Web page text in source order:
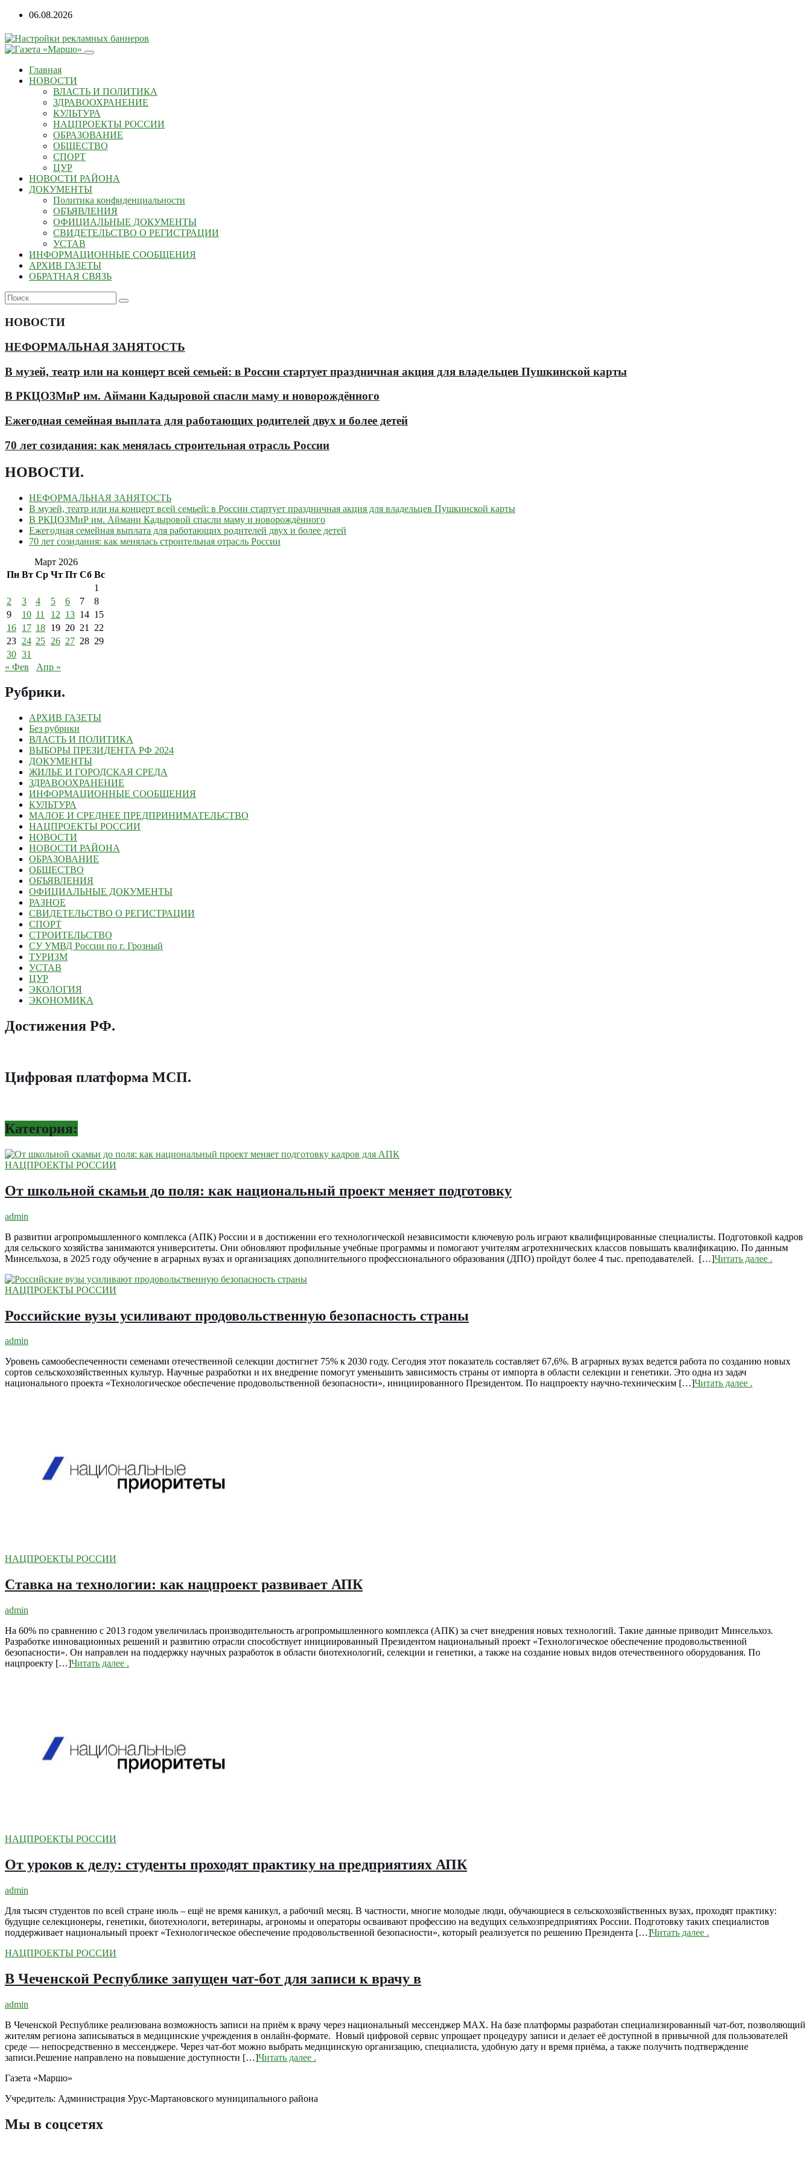
Перейти
содержанию
06.08.2026
Главная
НОВОСТИ
ВЛАСТЬ И ПОЛИТИКА
ЗДРАВООХРАНЕНИЕ
КУЛЬТУРА
НАЦПРОЕКТЫ РОССИИ
ОБРАЗОВАНИЕ
ОБЩЕСТВО
СПОРТ
ЦУР
НОВОСТИ РАЙОНА
ДОКУМЕНТЫ
Политика конфиденциальности
ОБЪЯВЛЕНИЯ
ОФИЦИАЛЬНЫЕ ДОКУМЕНТЫ
СВИДЕТЕЛЬСТВО О РЕГИСТРАЦИИ
УСТАВ
ИНФОРМАЦИОННЫЕ СООБЩЕНИЯ
АРХИВ ГАЗЕТЫ
ОБРАТНАЯ СВЯЗЬ
НОВОСТИ
НЕФОРМАЛЬНАЯ ЗАНЯТОСТЬ
В музей, театр или на концерт всей семьей: в России стартует праздничная акция для владельцев Пушкинской карты
В РКЦОЗМиР им. Аймани Кадыровой спасли маму и новорождённого
Ежегодная семейная выплата для работающих родителей двух и более детей
70 лет созидания: как менялась строительная отрасль России
НОВОСТИ.
НЕФОРМАЛЬНАЯ ЗАНЯТОСТЬ
В музей, театр или на концерт всей семьей: в России стартует праздничная акция для владельцев Пушкинской карты
В РКЦОЗМиР им. Аймани Кадыровой спасли маму и новорождённого
Ежегодная семейная выплата для работающих родителей двух и более детей
70 лет созидания: как менялась строительная отрасль России
Март 2026
Пн Вт Ср Чт Пт Сб Вс
1
2
3 4 5 6 7
8
9
10 11 12 13 14 15
16 17 18 19 20 21
22
23 24 25 26 27 28 29
30 31
« Фев
Апр »
Рубрики.
АРХИВ ГАЗЕТЫ
Без рубрики
ВЛАСТЬ И ПОЛИТИКА
ВЫБОРЫ ПРЕЗИДЕНТА РФ 2024
ДОКУМЕНТЫ
ЖИЛЬЕ И ГОРОДСКАЯ СРЕДА
ЗДРАВООХРАНЕНИЕ
ИНФОРМАЦИОННЫЕ СООБЩЕНИЯ
КУЛЬТУРА
МАЛОЕ И СРЕДНЕЕ ПРЕДПРИНИМАТЕЛЬСТВО
НАЦПРОЕКТЫ РОССИИ
НОВОСТИ
НОВОСТИ РАЙОНА
ОБРАЗОВАНИЕ
ОБЩЕСТВО
ОБЪЯВЛЕНИЯ
ОФИЦИАЛЬНЫЕ ДОКУМЕНТЫ
РАЗНОЕ
СВИДЕТЕЛЬСТВО О РЕГИСТРАЦИИ
СПОРТ
СТРОИТЕЛЬСТВО
СУ УМВД России по г. Грозный
ТУРИЗМ
УСТАВ
ЦУР
ЭКОЛОГИЯ
ЭКОНОМИКА
Достижения РФ.
Цифровая платформа МСП.
Категория:
НАЦПРОЕКТЫ РОССИИ
От школьной скамьи до поля: как национальный проект меняет подготовку
admin
В развитии агропромышленного комплекса (АПК) России и в достижении его технологической независимости ключевую роль играют квалифицированные специалисты. Подготовкой кадров
для сельского хозяйства занимаются университеты. Они обновляют профильные учебные программы и помогают учителям агротехнических классов повышать квалификацию. По данным
Минсельхоза, в 2025 году обучение в аграрных вузах и организациях дополнительного профессионального образования (ДПО) пройдут более 4 тыс. преподавателей. […]Читать далее .
НАЦПРОЕКТЫ РОССИИ
Российские вузы усиливают продовольственную безопасность страны
admin
Уровень самообеспеченности семенами отечественной селекции достигнет 75% к 2030 году. Сегодня этот показатель составляет 67,6%. В аграрных вузах ведется работа по созданию новых
сортов сельскохозяйственных культур. Научные разработки и их внедрение помогут уменьшить зависимость страны от импорта в области селекции и генетики. Это одна из задач
национального проекта «Технологическое обеспечение продовольственной безопасности», инициированного Президентом. По нацпроекту научно-техническим […]Читать далее .
НАЦПРОЕКТЫ РОССИИ
Ставка на технологии: как нацпроект развивает АПК
admin
На 60% по сравнению с 2013 годом увеличилась производительность агропромышленного комплекса (АПК) за счет внедрения новых технологий. Такие данные приводит Минсельхоз.
Разработке инновационных решений и развитию отрасли способствует инициированный Президентом национальный проект «Технологическое обеспечение продовольственной
безопасности». Он направлен на поддержку научных разработок в области биотехнологий, селекции и генетики, а также на создание новых видов отечественного оборудования. По
нацпроекту […]Читать далее .
НАЦПРОЕКТЫ РОССИИ
От уроков к делу: студенты проходят практику на предприятиях АПК
admin
Для тысяч студентов по всей стране июль – ещё не время каникул, а рабочий месяц. В частности, многие молодые люди, обучающиеся в сельскохозяйственных вузах, проходят практику:
будущие селекционеры, генетики, биотехнологи, ветеринары, агрономы и операторы осваивают профессию на ведущих сельхозпредприятиях России. Подготовку таких специалистов
поддерживает национальный проект «Технологическое обеспечение продовольственной безопасности», который реализуется по решению Президента […]Читать далее .
НАЦПРОЕКТЫ РОССИИ
В Чеченской Республике запущен чат-бот для записи к врачу в
admin
В Чеченской Республике реализована возможность записи на приём к врачу через национальный мессенджер MAX. На базе платформы разработан специализированный чат-бот, позволяющий
жителям региона записываться в медицинские учреждения в онлайн-формате. Новый цифровой сервис упрощает процедуру записи и делает её доступной в привычной для пользователей
среде — непосредственно в мессенджере. Через чат-бот можно выбрать медицинскую организацию, специалиста, удобную дату и время приёма, а также получить подтверждение
записи.Решение направлено на повышение доступности […]Читать далее .
Газета «Маршо»
Учредитель: Администрация Урус-Мартановского муниципального района
Мы в соцсетях